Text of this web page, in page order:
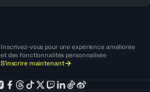
Inscrivez-vous pour une expérience améliorée
et des fonctionnalités personnalisée
S'inscrire maintenant